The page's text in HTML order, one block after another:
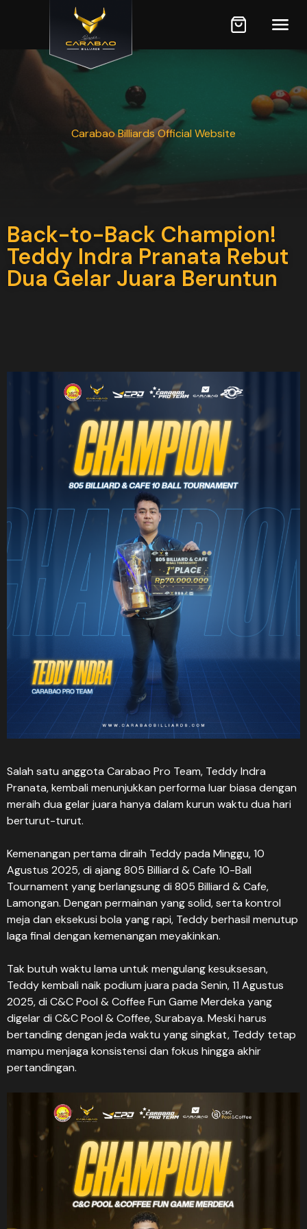
Carabao Billiards Official Website
Back-to-Back Champion!
Teddy Indra Pranata Rebut
Dua Gelar Juara Beruntun
Salah satu anggota Carabao Pro Team, Teddy Indra
Pranata, kembali menunjukkan performa luar biasa dengan
meraih dua gelar juara hanya dalam kurun waktu dua hari
berturut-turut.
Kemenangan pertama diraih Teddy pada Minggu, 10
Agustus 2025, di ajang 805 Billiard & Cafe 10-Ball
Tournament yang berlangsung di 805 Billiard & Cafe,
Lamongan. Dengan permainan yang solid, serta kontrol
meja dan eksekusi bola yang rapi, Teddy berhasil menutup
laga final dengan kemenangan meyakinkan.
Tak butuh waktu lama untuk mengulang kesuksesan,
Teddy kembali naik podium juara pada Senin, 11 Agustus
2025, di C&C Pool & Coffee Fun Game Merdeka yang
digelar di C&C Pool & Coffee, Surabaya. Meski harus
bertanding dengan jeda waktu yang singkat, Teddy tetap
mampu menjaga konsistensi dan fokus hingga akhir
pertandingan.